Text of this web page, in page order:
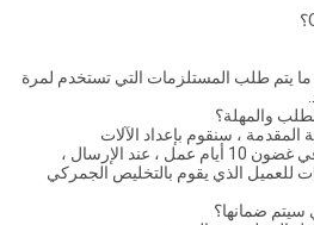
يتم طلب المستلزمات التي تستخدم لمرة
المقدمة ، سنقوم بإعداد الآلات
والبضائع.عادة ما تكون جاهزة في غضون 10 أيام عمل ، عند الإرسال ،
للعميل الذي يقوم بالتخليص الجمركي